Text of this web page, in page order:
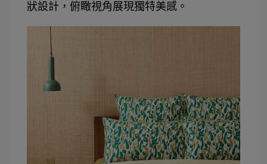
狀設計，俯瞰視角展現獨特美感。